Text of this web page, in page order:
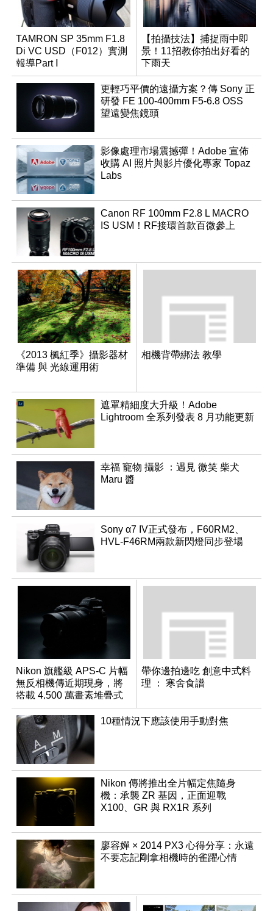
TAMRON SP 35mm F1.8
Di VC USD（F012）實測
報導Part Ⅰ
【拍攝技法】捕捉雨中即
景！11招教你拍出好看的
下雨天
更輕巧平價的遠攝方案？傳 Sony 正
研發 FE 100-400mm F5-6.8 OSS
望遠變焦鏡頭
影像處理市場震撼彈！Adobe 宣佈
收購 AI 照片與影片優化專家 Topaz
Labs
Canon RF 100mm F2.8 L MACRO
IS USM！RF接環首款百微參上
《2013 楓紅季》攝影器材
準備 與 光線運用術
相機背帶綁法 教學
遮罩精細度大升級！Adobe
Lightroom 全系列發表 8 月功能更新
幸福 寵物 攝影 ：遇見 微笑 柴犬
Maru 醬
Sony α7 IV正式發布，F60RM2、
HVL-F46RM兩款新閃燈同步登場
Nikon 旗艦級 APS-C 片幅
無反相機傳近期現身，將
搭載 4,500 萬畫素堆疊式
感光元件？
帶你邊拍邊吃 創意中式料
理 ： 寒舍食譜
10種情況下應該使用手動對焦
Nikon 傳將推出全片幅定焦隨身
機：承襲 ZR 基因，正面迎戰
X100、GR 與 RX1R 系列
廖容嬋 × 2014 PX3 心得分享：永遠
不要忘記剛拿相機時的雀躍心情